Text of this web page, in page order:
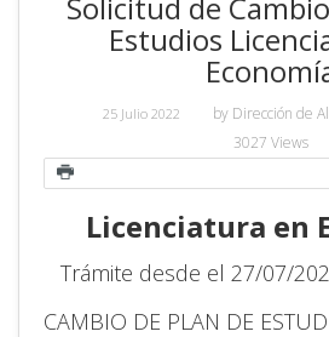
Estudios
25 Julio 2022 by Dirección de
3027 Views
Licenciatura en
Trámite desde el 27/07/
CAMBIO DE PLAN DE